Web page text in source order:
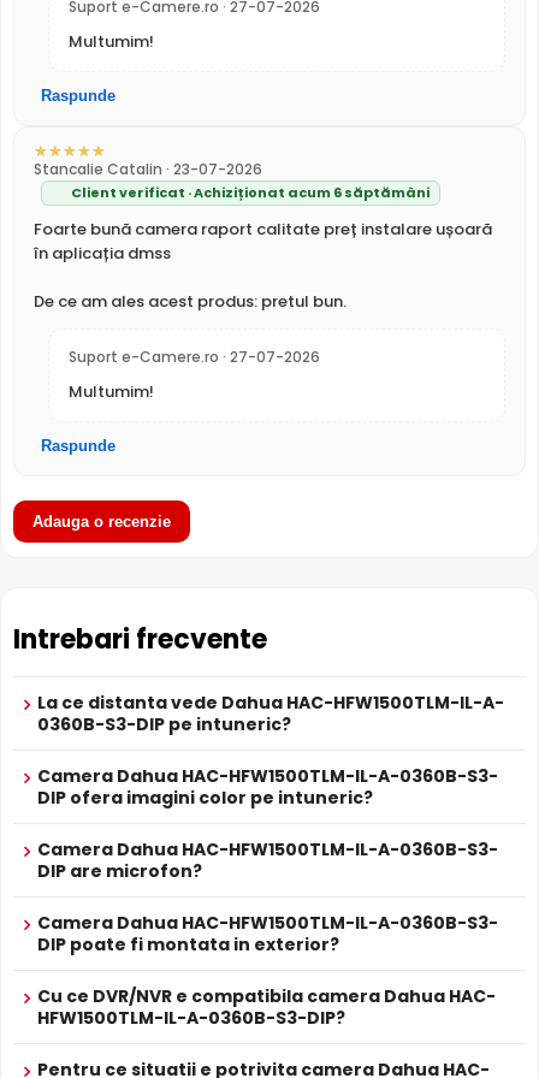
Filtru IR Mecanic (ICR)
IR mecanic autoretractabil
infrarosu pe timpul zilei, pentru a evita defectele de
permite luminii IR sa treaca, imbunatatind vizibilitatea.
Infrarosu Inteligent (Smart IR)
Dahua HAC-HFW1500TLM-IL-A-0360B-S3-DIP este dotata
de distanta obiectului, eliminand riscul de suprasaturare
a imaginii la distante mici.
ALIMENTARE
12V DC / 4.5 W
Alimentare
PROSPECT PRODUCATOR
Prospect
Nu
* Specificatiile tehnice ale produsului Dahua HAC-HFW1500TLM-IL-A-
Suport e-Camere.ro · 27-07-2026
Multumim!
Raspunde
Stancalie Catalin · 23-07-2026
Client verificat · Achiziționat acum 6 săptămâni
Foarte bună camera raport calitate preț instalare ușoară
în aplicația dmss
De ce am ales acest produs: pretul bun.
Suport e-Camere.ro · 27-07-2026
Multumim!
Raspunde
Adauga o recenzie
Intrebari frecvente
La ce distanta vede Dahua HAC-HFW1500TLM-IL-A-
0360B-S3-DIP pe intuneric?
Camera Dahua HAC-HFW1500TLM-IL-A-0360B-S3-
DIP ofera imagini color pe intuneric?
Camera Dahua HAC-HFW1500TLM-IL-A-0360B-S3-
DIP are microfon?
Camera Dahua HAC-HFW1500TLM-IL-A-0360B-S3-
DIP poate fi montata in exterior?
Cu ce DVR/NVR e compatibila camera Dahua HAC-
HFW1500TLM-IL-A-0360B-S3-DIP?
Pentru ce situatii e potrivita camera Dahua HAC-